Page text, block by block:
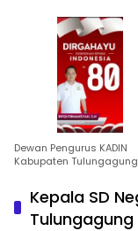
Dewan Pengurus KADIN
Kabupaten Tulungagung
Kepala SD
Tulungagung